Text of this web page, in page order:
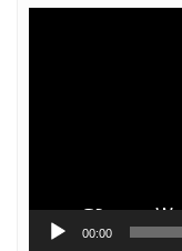
00:00